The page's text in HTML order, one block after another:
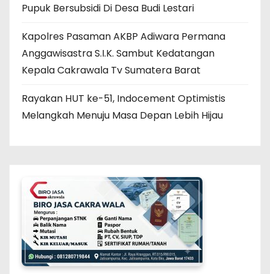
Pupuk Bersubsidi Di Desa Budi Lestari
Kapolres Pasaman AKBP Adiwara Permana
Anggawisastra S.I.K. Sambut Kedatangan
Kepala Cakrawala Tv Sumatera Barat
Rayakan HUT ke-51, Indocement Optimistis
Melangkah Menuju Masa Depan Lebih Hijau